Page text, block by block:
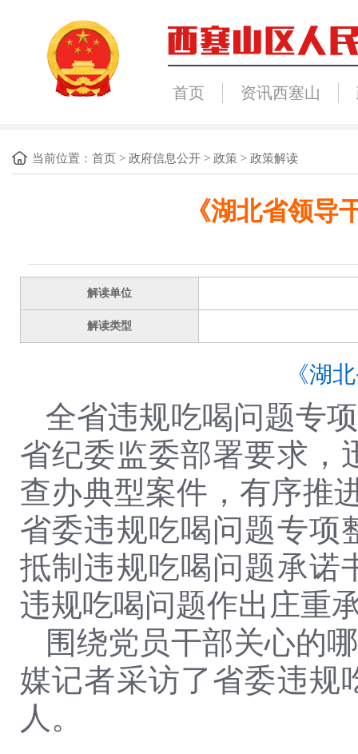
首页 资讯西塞山
当前位置： 首页 > 政府信息公开 > 政策 > 政策解读
《湖北省领
解读单位
解读类型
《湖
全省违规吃喝问题专
省纪委监委部署要求，
查办典型案件，有序推
省委违规吃喝问题专项
抵制违规吃喝问题承诺
违规吃喝问题作出庄重
围绕党员干部关心的
媒记者采访了省委违规
人。